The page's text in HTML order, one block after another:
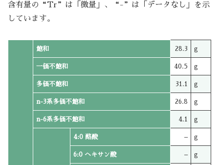
含有量の“Tr”は「微量」、“-”は「データなし」を示
しています。
飽和 28.3 g
一価不飽和 40.5 g
多価不飽和 31.1 g
n-3系多価不飽和 26.8 g
n-6系多価不飽和 4.1 g
4:0 酪酸 – g
6:0 ヘキサン酸 – g